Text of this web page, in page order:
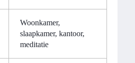
Woonkamer,
slaapkamer, kantoor,
meditatie